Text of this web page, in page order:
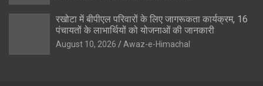
रखोटा में बीपीएल परिवारों के लिए जागरूकता कार्यक्रम, 16
पंचायतों के लाभार्थियों को योजनाओं की जानकारी
August 10, 2026 Awaz-e-Himachal